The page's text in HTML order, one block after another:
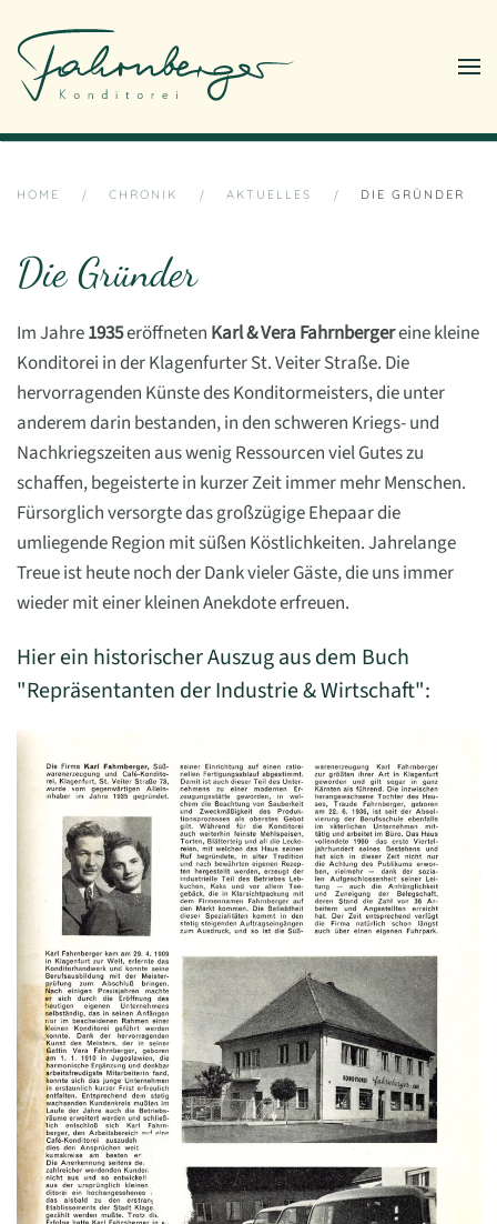
Zum Hauptinhalt springen
HOME CHRONIK AKTUELLES DIE GRÜNDER
Die Gründer
Im Jahre1935eröffneten Karl & Vera Fahrnbergereine kleine
Konditorei in der Klagenfurter St. Veiter Straße. Die
hervorragenden Künste des Konditormeisters, die unter
anderem darin bestanden, in den schweren Kriegs- und
Nachkriegszeiten aus wenig Ressourcen viel Gutes zu
schaffen, begeisterte in kurzer Zeit immer mehr Menschen.
Fürsorglich versorgte das großzügige Ehepaar die
umliegende Region mit süßen Köstlichkeiten. Jahrelange
Treue ist heute noch der Dank vieler Gäste, die uns immer
wieder mit einer kleinen Anekdote erfreuen.
Hier ein historischer Auszug aus dem Buch
"Repräsentanten der Industrie & Wirtschaft":